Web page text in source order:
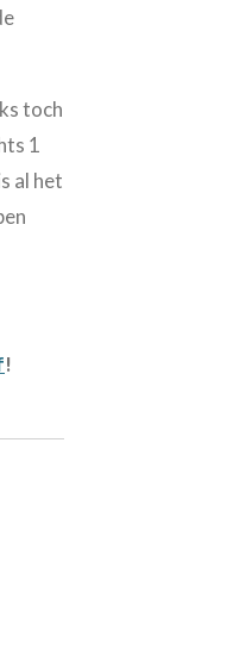
toch
1
al het
!